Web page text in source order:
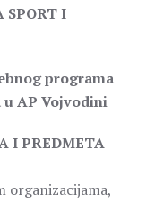
SPORT I
programa
AP Vojvodini
I PREDMETA
organizacijama,